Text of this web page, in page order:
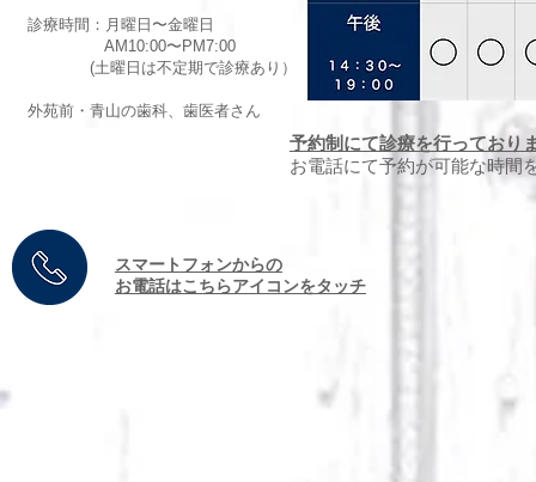
診療時間：月曜日〜金曜日
AM10:00〜PM7:00
(土曜日は不定期で診療あり）
外苑前・青山の歯科、歯医者さん
予約制にて診療を行っており
お電話にて予約が可能な時間
​スマートフォンからの
お電話はこちらアイコンをタッチ